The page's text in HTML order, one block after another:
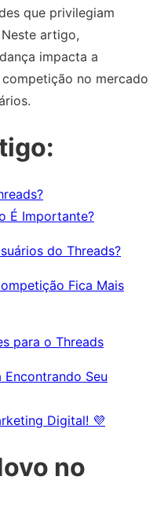
que privilegiam
artigo,
impacta a
no mercado
É Importante?
do Threads?
Fica Mais
para o Threads
Encontrando Seu
Digital! 💜
no